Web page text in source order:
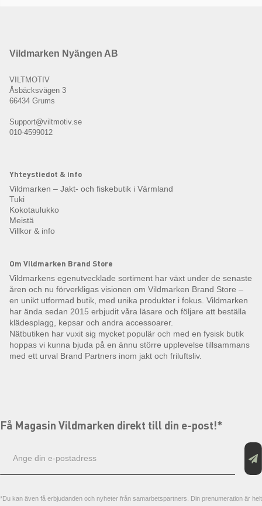
Vildmarken Nyängen AB
VILTMOTIV
Åsbäcksvägen 3
66434 Grums
Support@viltmotiv.se
010-4599012
Yhteystiedot & info
Vildmarken – Jakt- och fiskebutik i Värmland
Tuki
Kokotaulukko
Meistä
Villkor & info
Om Vildmarken Brand Store
Vildmarkens egenutvecklade sortiment har växt under de senaste
åren och nu förverkligas visionen om Vildmarken Brand Store –
en unikt utformad butik, med unika produkter i fokus. Vildmarken
har ända sedan 2015 erbjudit våra läsare och följare att beställa
klädesplagg, kepsar och andra accessoarer.
Nätbutiken har vuxit sig mycket populär och med en fysisk butik
hoppas vi kunna bjuda på en ännu större upplevelse tillsammans
med ett urval Brand Partners inom jakt och friluftsliv.
Få Magasin Vildmarken direkt till din e-post!*
postadress
*Du kan även få erbjudanden och nyheter från samarbetspartners. Din prenumeration är helt